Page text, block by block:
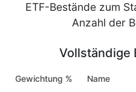
ETF-Bestände zum
Anzahl der
Vollständige
Gewichtung % Name